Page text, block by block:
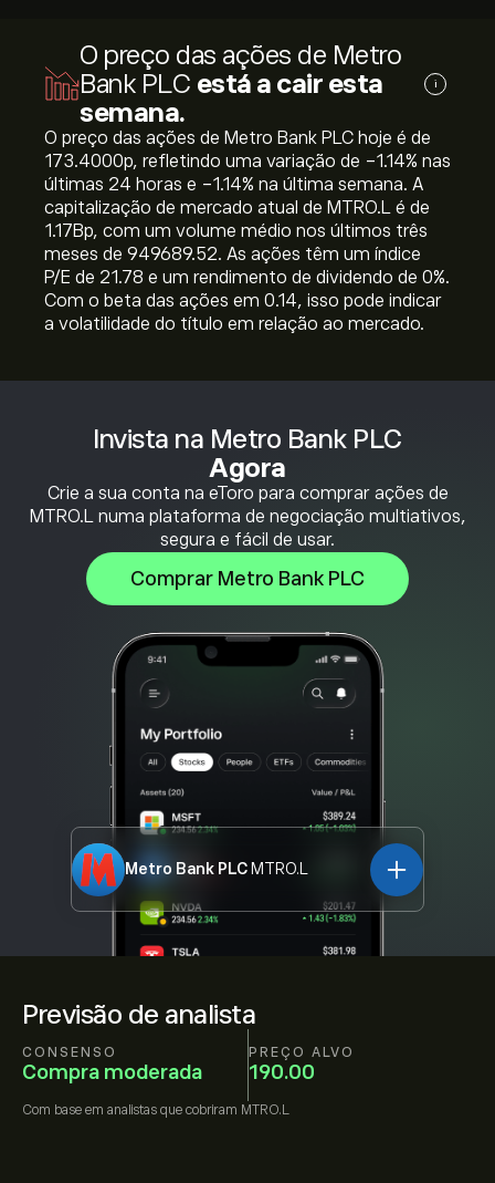
Previsão de analista
CONSENSO
Compra moderada
PREÇO ALVO
190.00
Com base em analistas que cobriram MTRO.L
Invista na Metro Bank PLC
Agora
Crie a sua conta na eToro para comprar ações de
MTRO.L numa plataforma de negociação multiativos,
segura e fácil de usar.
Comprar Metro Bank PLC
Metro Bank PLC MTRO.L
O preço das ações de Metro
Bank PLC está a cair esta
semana.
i
O preço das ações de Metro Bank PLC hoje é de
173.4000‎p‎, refletindo uma variação de ‎-1.14‎% nas
últimas 24 horas e ‎-1.14‎% na última semana. A
capitalização de mercado atual de MTRO.L é de
1.17B‎p‎, com um volume médio nos últimos três
meses de 949689.52. As ações têm um índice
P/E de 21.78 e um rendimento de dividendo de 0%.
Com o beta das ações em 0.14, isso pode indicar
a volatilidade do título em relação ao mercado.